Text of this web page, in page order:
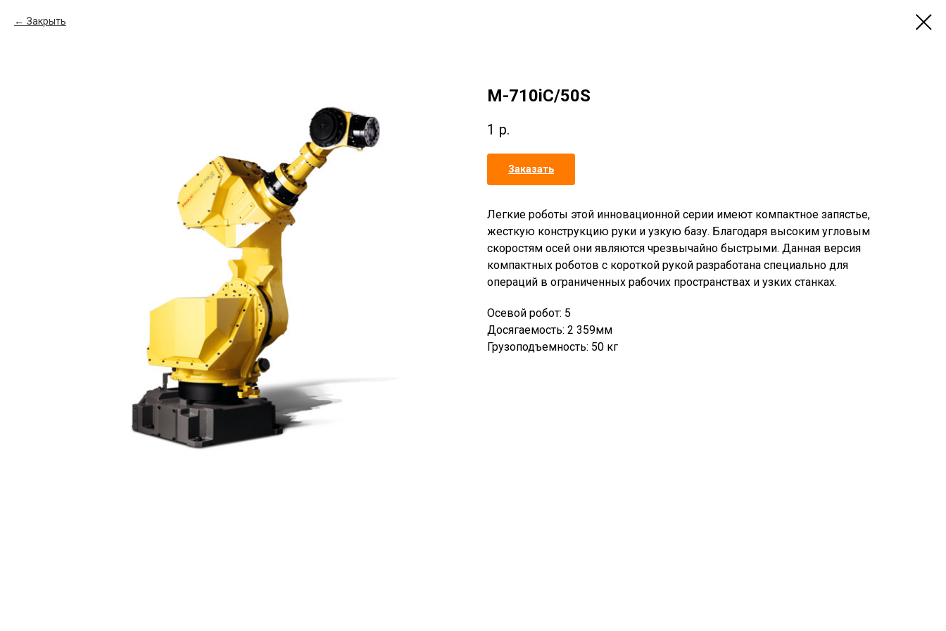
Закрыть
M-710iC/50S
1 р.
Заказать
Легкие роботы этой инновационной серии имеют компактное запястье,
жесткую конструкцию руки и узкую базу. Благодаря высоким угловым
скоростям осей они являются чрезвычайно быстрыми. Данная версия
компактных роботов с короткой рукой разработана специально для
операций в ограниченных рабочих пространствах и узких станках.
Осевой робот: 5
Досягаемость: 2 359мм
Грузоподъемность: 50 кг